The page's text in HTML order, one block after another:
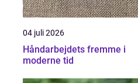
04 juli 2026
Håndarbejdets fremme i
moderne tid